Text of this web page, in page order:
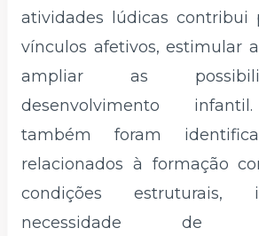
atividades lúdicas contribui
vínculos afetivos, estimular
ampliar as
desenvolvimento
também foram
relacionados à formação
condições estruturais,
necessidade de